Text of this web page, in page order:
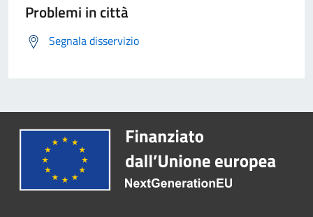
Problemi in città
Segnala disservizio